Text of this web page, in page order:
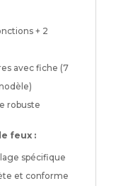
+ 2
avec fiche (7
robuste
feux :
spécifique
et conforme